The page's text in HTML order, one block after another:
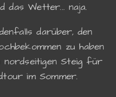
das Wetter... naja.
darüber, den
zu haben
nordseitigen Steig für
im Sommer.